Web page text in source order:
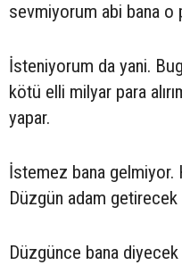
sevmiyorum abi bana o
İsteniyorum da yani.
kötü elli milyar para
yapar.
İstemez bana gelmiyor.
Düzgün adam getirecek
Düzgünce bana diyecek